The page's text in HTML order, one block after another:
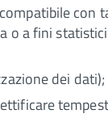
con
o a fini
dei dati);